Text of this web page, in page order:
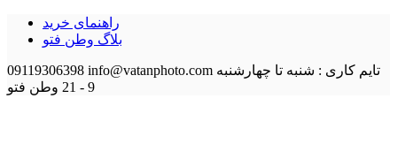
راهنمای خرید
بلاگ وطن فتو
09119306398 info@vatanphoto.com تایم کاری : شنبه تا چهارشنبه
9 - 21
وطن فتو